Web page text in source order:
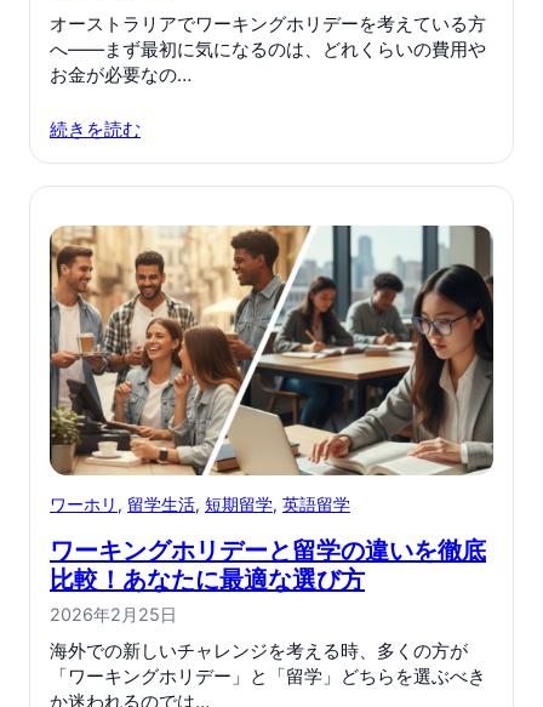
オーストラリアでワーキングホリデーを考えている方
へ——まず最初に気になるのは、どれくらいの費用や
お金が必要なの…
続きを読む
ワーホリ , 留学生活, 短期留学, 英語留学
ワーキングホリデーと留学の違いを徹底
比較！あなたに最適な選び方
2026年2月25日
海外での新しいチャレンジを考える時、多くの方が
「ワーキングホリデー」と「留学」どちらを選ぶべき
か迷われるのでは…